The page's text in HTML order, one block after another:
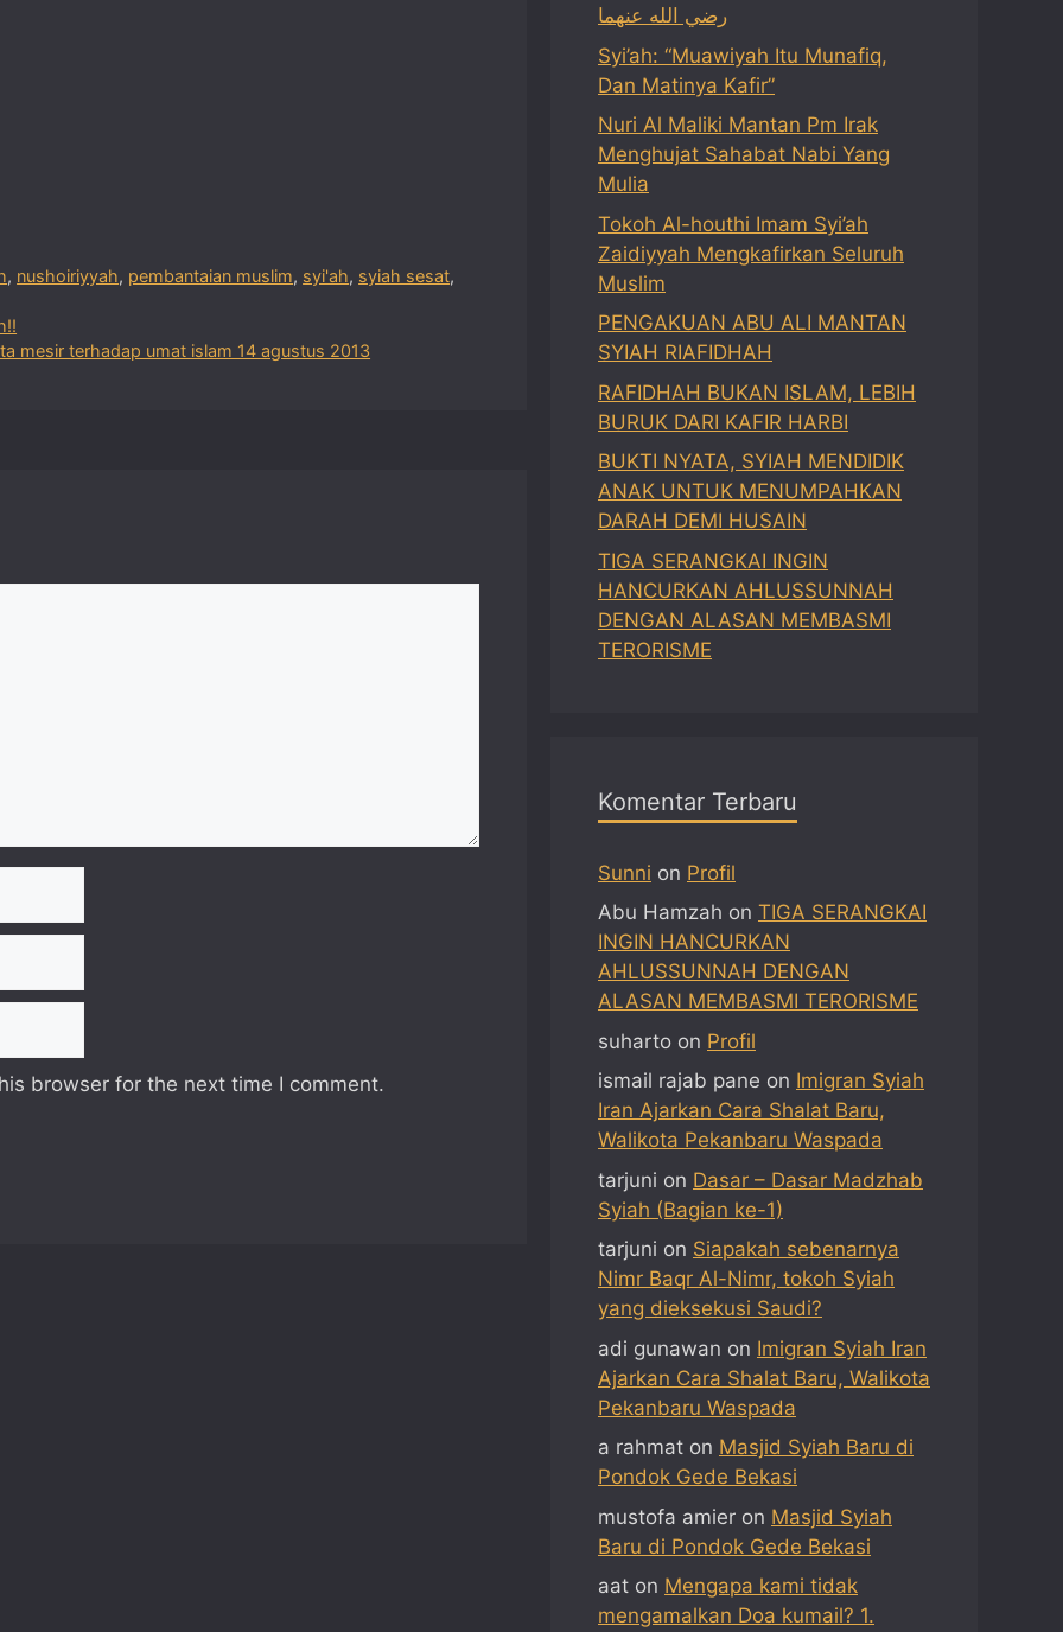
, nushoiriyyah, pembantaian muslim, syi'ah, syiah sesat,
mesir terhadap umat islam 14 agustus 2013
browser for the next time I comment.
رضي الله عنهما
Syi’ah: “Muawiyah Itu Munafiq,
Dan Matinya Kafir”
Nuri Al Maliki Mantan Pm Irak
Menghujat Sahabat Nabi Yang
Mulia
Tokoh Al-houthi Imam Syi’ah
Zaidiyyah Mengkafirkan Seluruh
Muslim
PENGAKUAN ABU ALI MANTAN
SYIAH RIAFIDHAH
RAFIDHAH BUKAN ISLAM, LEBIH
BURUK DARI KAFIR HARBI
BUKTI NYATA, SYIAH MENDIDIK
ANAK UNTUK MENUMPAHKAN
DARAH DEMI HUSAIN
TIGA SERANGKAI INGIN
HANCURKAN AHLUSSUNNAH
DENGAN ALASAN MEMBASMI
TERORISME
Komentar Terbaru
Sunni on Profil
Abu Hamzah on TIGA SERANGKAI
INGIN HANCURKAN
AHLUSSUNNAH DENGAN
ALASAN MEMBASMI TERORISME
suharto on Profil
ismail rajab pane on Imigran Syiah
Iran Ajarkan Cara Shalat Baru,
Walikota Pekanbaru Waspada
tarjuni on Dasar – Dasar Madzhab
Syiah (Bagian ke-1)
tarjuni on Siapakah sebenarnya
Nimr Baqr Al-Nimr, tokoh Syiah
yang dieksekusi Saudi?
adi gunawan on Imigran Syiah Iran
Ajarkan Cara Shalat Baru, Walikota
Pekanbaru Waspada
a rahmat on Masjid Syiah Baru di
Pondok Gede Bekasi
mustofa amier on Masjid Syiah
Baru di Pondok Gede Bekasi
aat on Mengapa kami tidak
mengamalkan Doa kumail? 1.